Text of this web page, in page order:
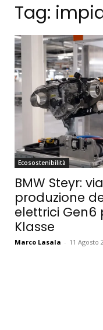
Tag:
Ecosostenibilità
BMW Steyr:
produzione
elettrici Gen6
Klasse
Marco Lasala - 11 Agosto